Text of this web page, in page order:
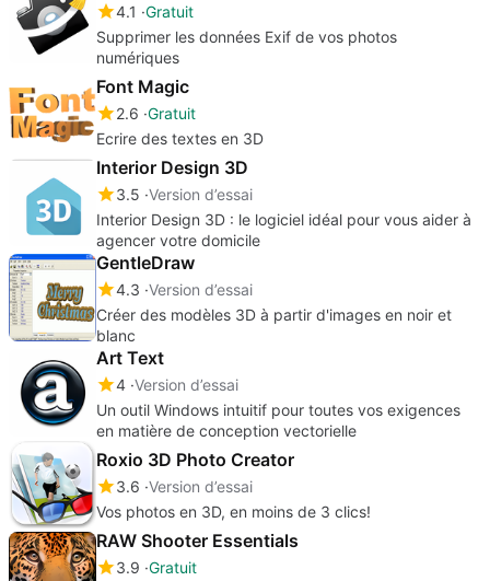
4.1 Gratuit
Supprimer les données Exif de vos photos
numériques
Font Magic
2.6 Gratuit
Ecrire des textes en 3D
Interior Design 3D
3.5 Version d’essai
Interior Design 3D : le logiciel idéal pour vous aider à
agencer votre domicile
GentleDraw
4.3 Version d’essai
Créer des modèles 3D à partir d'images en noir et
blanc
Art Text
4 Version d’essai
Un outil Windows intuitif pour toutes vos exigences
en matière de conception vectorielle
Roxio 3D Photo Creator
3.6 Version d’essai
Vos photos en 3D, en moins de 3 clics!
RAW Shooter Essentials
3.9 Gratuit